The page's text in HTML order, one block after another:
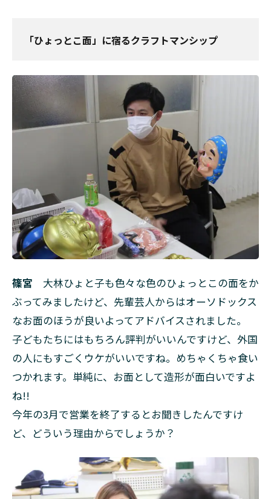
「ひょっとこ面」に宿るクラフトマンシップ
篠宮 大林ひょと子も色々な色のひょっとこの面をか
ぶってみましたけど、先輩芸人からはオーソドックス
なお面のほうが良いよってアドバイスされました。
子どもたちにはもちろん評判がいいんですけど、外国
の人にもすごくウケがいいですね。めちゃくちゃ食い
つかれます。単純に、お面として造形が面白いですよ
ね!!
今年の3月で営業を終了するとお聞きしたんですけ
ど、どういう理由からでしょうか？